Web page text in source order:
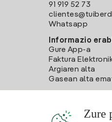
91 919 52 73
Whatsapp
Informazio
Gure App-a
Faktura
Argiaren alta
Gasean alta
Zure